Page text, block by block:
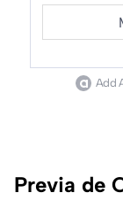
Add
Previa de